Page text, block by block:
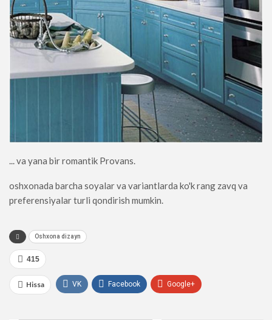
... va yana bir romantik Provans.
oshxonada barcha soyalar va variantlarda ko'k rang zavq va
preferensiyalar turli qondirish mumkin.
Oshxona dizayn
415
Hissa VK Facebook Google+